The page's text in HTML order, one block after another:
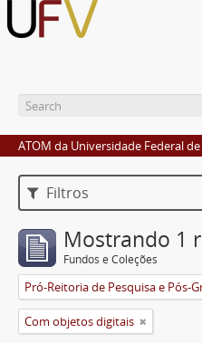
ATOM da Universidade Federal
Filtros
Mostrando 1
Fundos e Coleções
Com objetos digitais